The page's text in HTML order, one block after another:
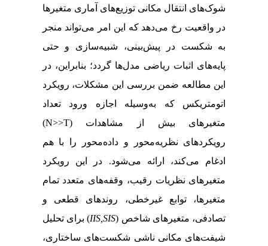
شوک‌‌های انتقال‌ مکانی توزیع‌‌های آماری متغیرها
در واقعیت رخ می‌دهد که این امر می‌تو‌اند منجر
به شکست در پیش‌بینی، شبیه‌سازی و حتی
پایه‌‌های اثبات ریاضی مدل‌ها گردد؛ بنابراین، در
این مطالعه ضمن بررسی این مشکلات، رویکرد
اتومتریکس که به‌وسیله اجازه ورود تعداد
متغیرهای بیش از مشاهدات (N>>T
)
رویکردهای نظریه‌محور و داده‌محور را با هم
ادغام می‌کند، ارائه می‌شود. در این رویکرد
متغیرهای نظریات رقیب، وقفه‌‌های متعدد تمام
متغیرها، توابع غیرخطی، روندهای قطعی و
تصادفی، متغیرهای شاخص (SIS
IIS,) برای تحلیل
شیفت‌های مکانی ناشی شکست‌‌های ساختاری،